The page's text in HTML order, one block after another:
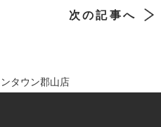
タウン郡山店
次の記事へ